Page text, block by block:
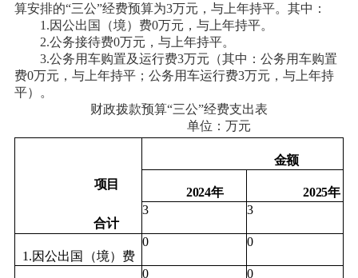
算安排的“三公”经费预算为3万元，与上年持平。其中：
1.因公出国（境）费0万元，与上年持平。
2.公务接待费0万元，与上年持平。
3.公务用车购置及运行费3万元（其中：公务用车购置
费0万元，与上年持平；公务用车运行费3万元，与上年持
平）。
财政拨款预算“三公”经费支出表
单位：万元
项目
金额
2024年 2025年
合计
3 3
1.因公出国（境）费
0 0
0 0